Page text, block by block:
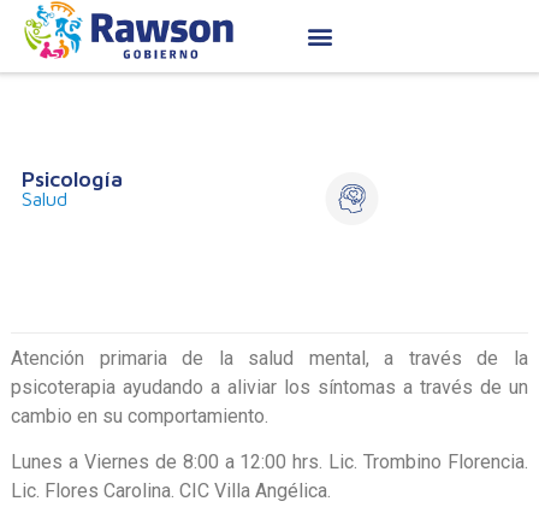
Psicología
Salud
Atención primaria de la salud mental, a través de la
psicoterapia ayudando a aliviar los síntomas a través de un
cambio en su comportamiento.
Lunes a Viernes de 8:00 a 12:00 hrs. Lic. Trombino Florencia.
Lic. Flores Carolina. CIC Villa Angélica.